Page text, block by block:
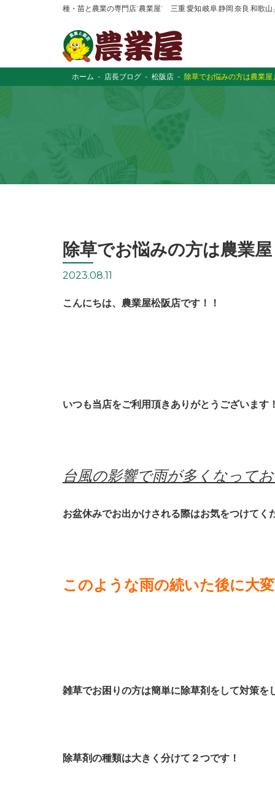
種・苗と農業の専門店“農業屋” 三重,愛知,岐阜,静岡,奈良,和歌山
ホーム 店長ブログ 松阪店 除草でお悩みの方は農業屋
除草でお悩みの方は農業屋
2023.08.11
こんにちは、農業屋松阪店です！！
いつも当店をご利用頂きありがとうございます！
台風の影響で雨が多くなって
お盆休みでお出かけされる際はお気をつけてく
このような雨の続いた後に大
雑草でお困りの方は簡単に除草剤をして対策を
除草剤の種類は大きく分けて２つです！